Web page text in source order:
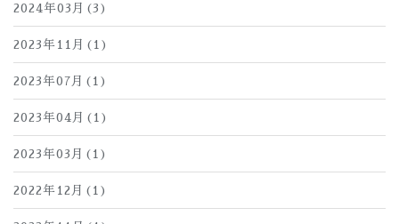
2024年03月(3)
2023年11月(1)
2023年07月(1)
2023年04月(1)
2023年03月(1)
2022年12月(1)